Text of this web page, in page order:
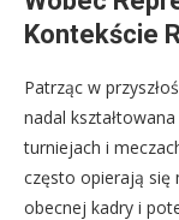
Kontekście
Patrząc w
nadal
turniejach i
często opierają się
obecnej kadry i